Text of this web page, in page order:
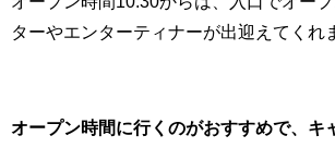
ターやエンターティナーが出迎えてくれ
オープン時間に行くのがおすすめで、キ